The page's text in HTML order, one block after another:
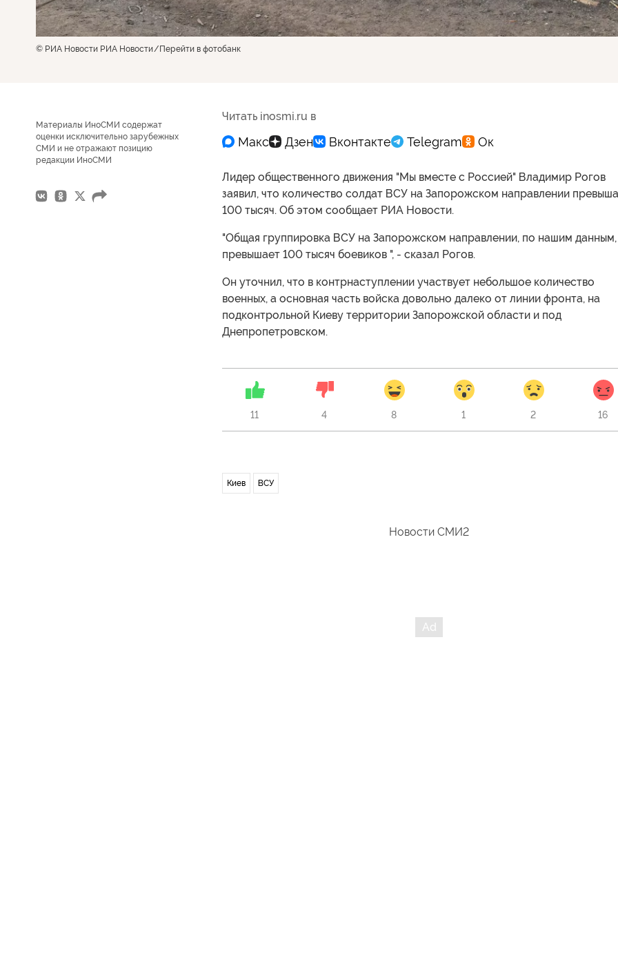
© РИА Новости РИА Новости Перейти в фотобанк
Материалы ИноСМИ содержат
оценки исключительно зарубежных
СМИ и не отражают позицию
редакции ИноСМИ
Читать inosmi.ru в
Лидер общественного движения "Мы вместе с Россией" Владимир Рогов
заявил, что количество солдат ВСУ на Запорожском направлении
100 тысяч. Об этом сообщает РИА Новости.
"Общая группировка ВСУ на Запорожском направлении, по нашим данным,
превышает 100 тысяч боевиков ", - сказал Рогов.
Он уточнил, что в контрнаступлении участвует небольшое количество
военных, а основная часть войска довольно далеко от линии фронта, на
подконтрольной Киеву территории Запорожской области и под
Днепропетровском.
11 4 8 1 2 16
Киев ВСУ
Новости СМИ2